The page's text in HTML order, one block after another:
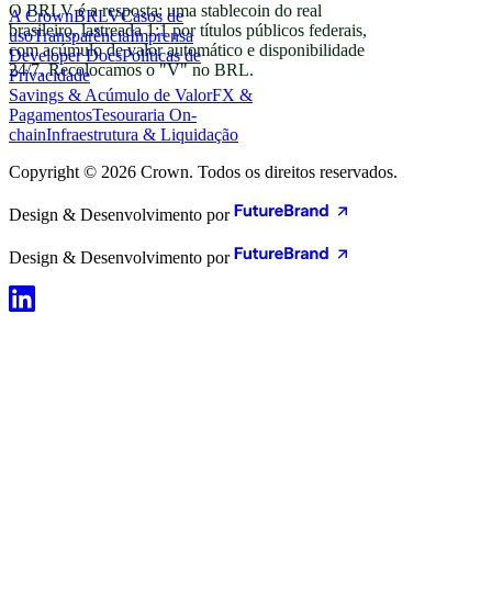
O BRLV é a resposta: uma stablecoin do real
brasileiro, lastreada 1:1 por títulos públicos federais,
com acúmulo de valor automático e disponibilidade
24/7. Recolocamos o "V" no BRL.
A CrownBRLVCasos de
usoTransparênciaImprensa
Developer DocsPolíticas de
Privacidade
Savings & Acúmulo de ValorFX &
PagamentosTesouraria On-
chainInfraestrutura & Liquidação
Copyright © 2026 Crown. Todos os direitos reservados.
Design & Desenvolvimento por
Design & Desenvolvimento por